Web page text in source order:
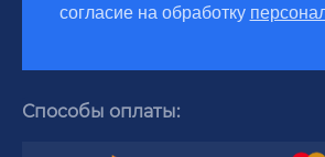
Способы оплаты:
согласие на обработку